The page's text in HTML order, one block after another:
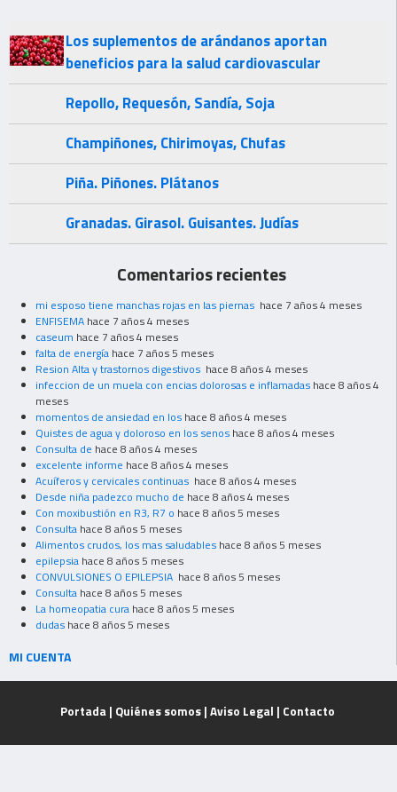
Los suplementos de arándanos aportan
beneficios para la salud cardiovascular
Repollo, Requesón, Sandía, Soja
Champiñones, Chirimoyas, Chufas
Piña. Piñones. Plátanos
Granadas. Girasol. Guisantes. Judías
Comentarios recientes
mi esposo tiene manchas rojas en las piernas hace 7 años 4 meses
ENFISEMA hace 7 años 4 meses
caseum hace 7 años 4 meses
falta de energía hace 7 años 5 meses
Resion Alta y trastornos digestivos hace 8 años 4 meses
infeccion de un muela con encias dolorosas e inflamadas hace 8 años 4
meses
momentos de ansiedad en los hace 8 años 4 meses
Quistes de agua y doloroso en los senos hace 8 años 4 meses
Consulta de hace 8 años 4 meses
excelente informe hace 8 años 4 meses
Acuíferos y cervicales continuas hace 8 años 4 meses
Desde niña padezco mucho de hace 8 años 4 meses
Con moxibustión en R3, R7 o hace 8 años 5 meses
Consulta hace 8 años 5 meses
Alimentos crudos, los mas saludables hace 8 años 5 meses
epilepsia hace 8 años 5 meses
CONVULSIONES O EPILEPSIA hace 8 años 5 meses
Consulta hace 8 años 5 meses
La homeopatia cura hace 8 años 5 meses
dudas hace 8 años 5 meses
MI CUENTA
Portada | Quiénes somos| Aviso Legal | Contacto